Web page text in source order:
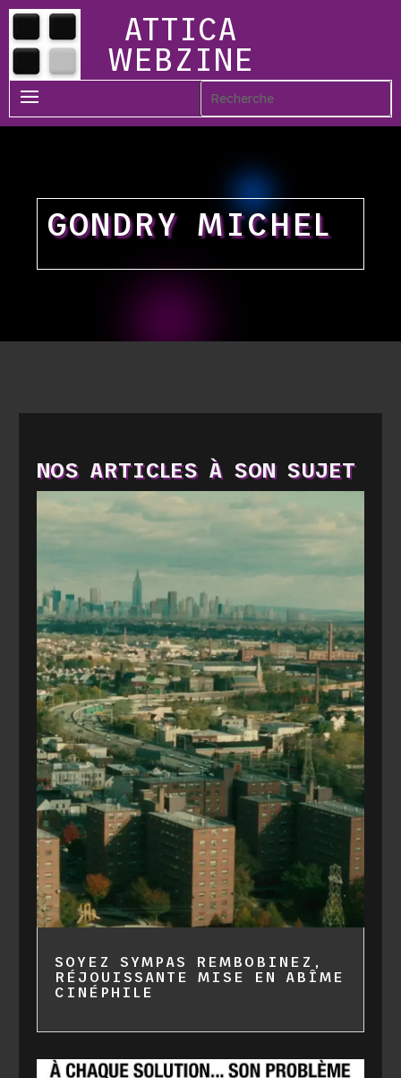
ATTICA
WEBZINE
GONDRY MICHEL
NOS ARTICLES À SON SUJET
SOYEZ SYMPAS REMBOBINEZ,
RÉJOUISSANTE MISE EN ABÎME
CINÉPHILE